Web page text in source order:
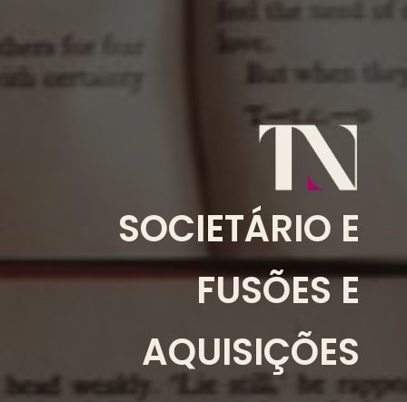
SOCIETÁRIO E
FUSÕES E
AQUISIÇÕES